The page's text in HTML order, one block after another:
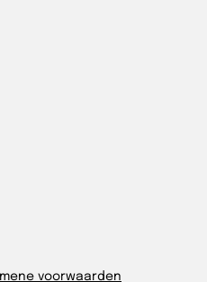
voorwaarden